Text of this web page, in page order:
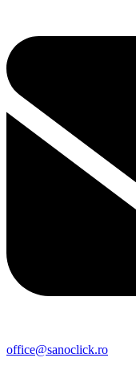
office@sanoclick.ro